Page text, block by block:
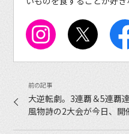
大逆転劇。3連覇＆5連覇
風物詩の2大会が今日、開